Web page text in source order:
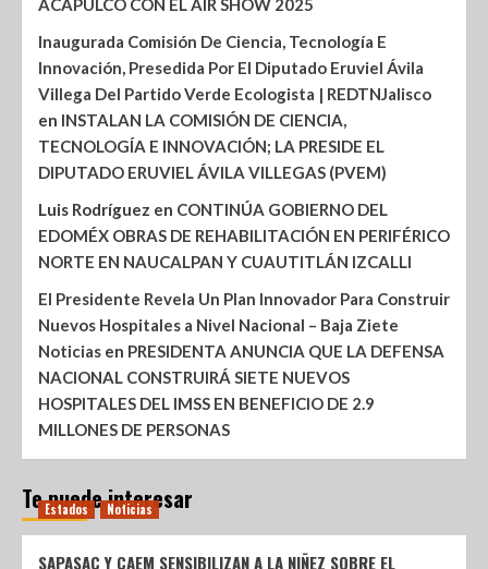
ACAPULCO CON EL AIR SHOW 2025
Inaugurada Comisión De Ciencia, Tecnología E
Innovación, Presedida Por El Diputado Eruviel Ávila
Villega Del Partido Verde Ecologista | REDTNJalisco
en INSTALAN LA COMISIÓN DE CIENCIA,
TECNOLOGÍA E INNOVACIÓN; LA PRESIDE EL
DIPUTADO ERUVIEL ÁVILA VILLEGAS (PVEM)
Luis Rodríguez en CONTINÚA GOBIERNO DEL
EDOMÉX OBRAS DE REHABILITACIÓN EN PERIFÉRICO
NORTE EN NAUCALPAN Y CUAUTITLÁN IZCALLI
El Presidente Revela Un Plan Innovador Para Construir
Nuevos Hospitales a Nivel Nacional – Baja Ziete
Noticias en PRESIDENTA ANUNCIA QUE LA DEFENSA
NACIONAL CONSTRUIRÁ SIETE NUEVOS
HOSPITALES DEL IMSS EN BENEFICIO DE 2.9
MILLONES DE PERSONAS
Te puede interesar
Estados Noticias
SAPASAC Y CAEM SENSIBILIZAN A LA NIÑEZ SOBRE EL